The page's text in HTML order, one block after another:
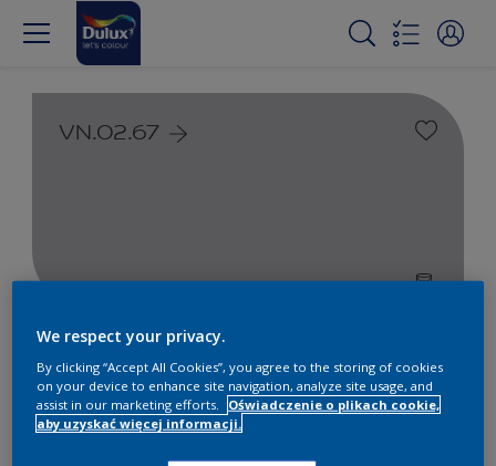
VN.02.67
Farby białe i kolorowe do
wnętrz i na zewnątrz
1Produkty znalezione
We respect your privacy.
By clicking “Accept All Cookies”, you agree to the storing of cookies
on your device to enhance site navigation, analyze site usage, and
assist in our marketing efforts.
Oświadczenie o plikach cookie,
aby uzyskać więcej informacji.